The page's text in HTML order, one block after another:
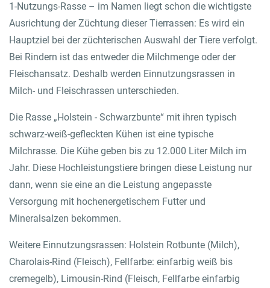
1-Nutzungs-Rasse – im Namen liegt schon die wichtigste
Ausrichtung der Züchtung dieser Tierrassen: Es wird ein
Hauptziel bei der züchterischen Auswahl der Tiere verfolgt.
Bei Rindern ist das entweder die Milchmenge oder der
Fleischansatz. Deshalb werden Einnutzungsrassen in
Milch- und Fleischrassen unterschieden.
Die Rasse „Holstein - Schwarzbunte“ mit ihren typisch
schwarz-weiß-gefleckten Kühen ist eine typische
Milchrasse. Die Kühe geben bis zu 12.000 Liter Milch im
Jahr. Diese Hochleistungstiere bringen diese Leistung nur
dann, wenn sie eine an die Leistung angepasste
Versorgung mit hochenergetischem Futter und
Mineralsalzen bekommen.
Weitere Einnutzungsrassen: Holstein Rotbunte (Milch),
Charolais-Rind (Fleisch), Fellfarbe: einfarbig weiß bis
cremegelb), Limousin-Rind (Fleisch, Fellfarbe einfarbig